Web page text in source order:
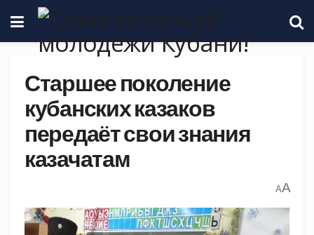
Старшее поколение
кубанских казаков
передаёт свои знания
казачатам
AA